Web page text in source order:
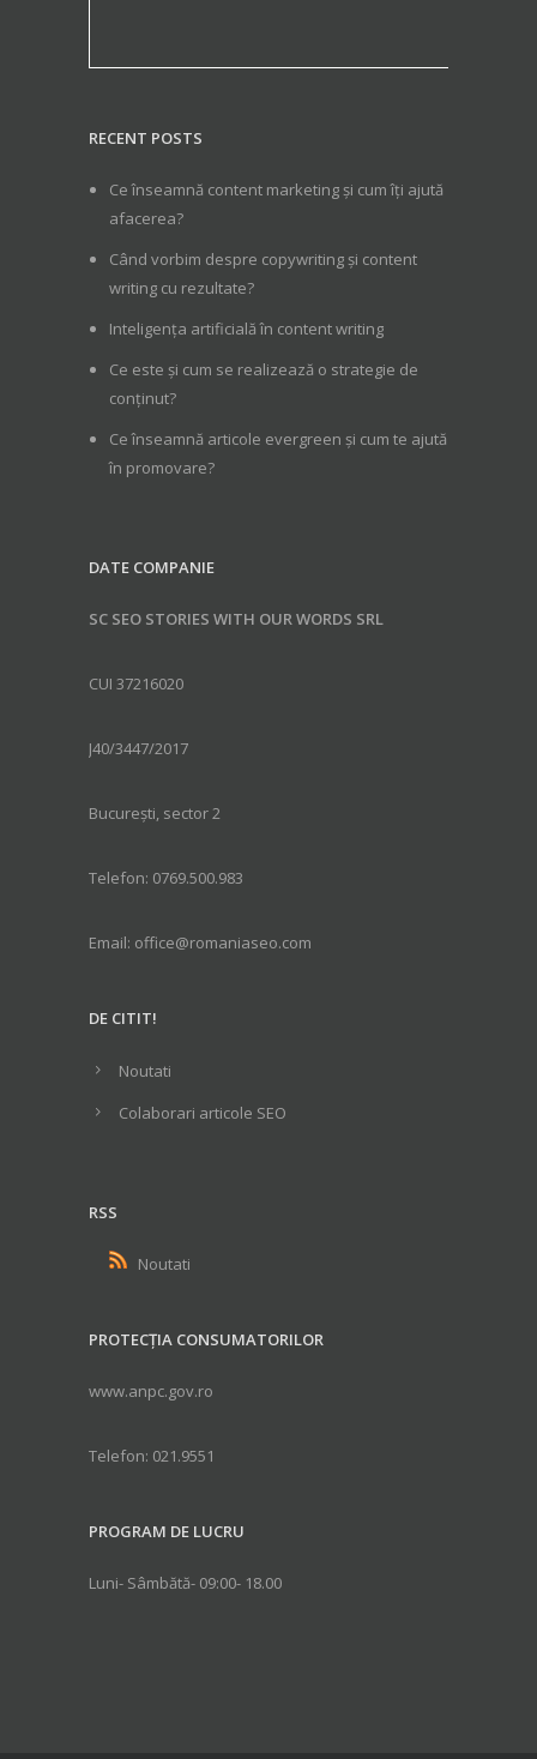
RECENT POSTS
Ce înseamnă content marketing și cum îți ajută
afacerea?
Când vorbim despre copywriting și content
writing cu rezultate?
Inteligența artificială în content writing
Ce este și cum se realizează o strategie de
conținut?
Ce înseamnă articole evergreen și cum te ajută
în promovare?
DATE COMPANIE
SC SEO STORIES WITH OUR WORDS SRL
CUI 37216020
J40/3447/2017
București, sector 2
Telefon: 0769.500.983
Email: office@romaniaseo.com
DE CITIT!
Noutati
Colaborari articole SEO
RSS
Noutati
PROTECȚIA CONSUMATORILOR
www.anpc.gov.ro
Telefon: 021.9551
PROGRAM DE LUCRU
Luni- Sâmbătă- 09:00- 18.00